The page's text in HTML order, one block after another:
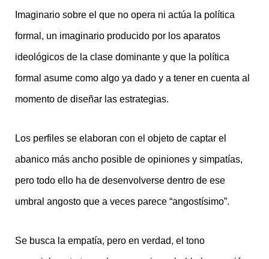
Imaginario sobre el que no opera ni actúa la política
formal, un imaginario producido por los aparatos
ideológicos de la clase dominante y que la política
formal asume como algo ya dado y a tener en cuenta al
momento de diseñar las estrategias.
Los perfiles se elaboran con el objeto de captar el
abanico más ancho posible de opiniones y simpatías,
pero todo ello ha de desenvolverse dentro de ese
umbral angosto que a veces parece “angostísimo”.
Se busca la empatía, pero en verdad, el tono